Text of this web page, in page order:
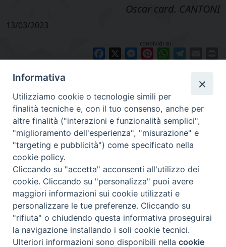
Oscar card. CANTONI
13/03/2023
condividi su
Facebook Messenger
PinterestWhatsApp
Diocesi
di Como
Diocesi di Como | piazza Grimoldi, 5
Informativa
Utilizziamo cookie o tecnologie simili per
finalità tecniche e, con il tuo consenso, anche per
altre finalità ("interazioni e funzionalità semplici",
"miglioramento dell'esperienza", "misurazione" e
"targeting e pubblicità") come specificato nella
cookie policy.
Cliccando su "accetta" acconsenti all'utilizzo dei
cookie. Cliccando su "personalizza" puoi avere
maggiori informazioni sui cookie utilizzati e
personalizzare le tue preferenze. Cliccando su
"rifiuta" o chiudendo questa informativa proseguirai
la navigazione installando i soli cookie tecnici.
Ulteriori informazioni sono disponibili nellacookie